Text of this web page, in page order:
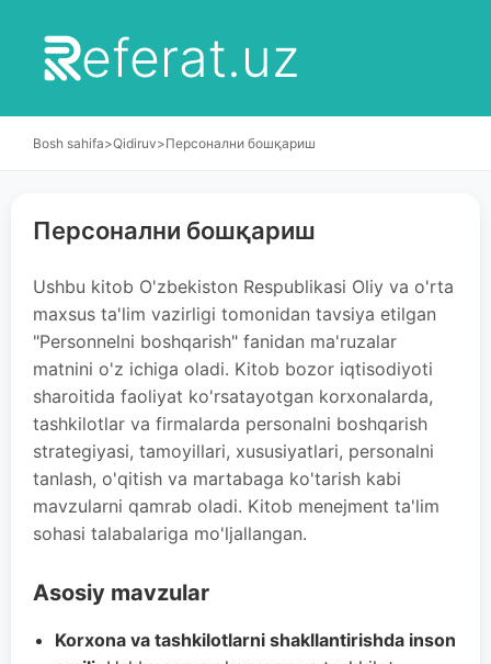
eferat.uz
Bosh sahifa>Qidiruv>Персонални бошқариш
Персонални бошқариш
Ushbu kitob O'zbekiston Respublikasi Oliy va o'rta
maxsus ta'lim vazirligi tomonidan tavsiya etilgan
"Personnelni boshqarish" fanidan ma'ruzalar
matnini o'z ichiga oladi. Kitob bozor iqtisodiyoti
sharoitida faoliyat ko'rsatayotgan korxonalarda,
tashkilotlar va firmalarda personalni boshqarish
strategiyasi, tamoyillari, xususiyatlari, personalni
tanlash, o'qitish va martabaga ko'tarish kabi
mavzularni qamrab oladi. Kitob menejment ta'lim
sohasi talabalariga mo'ljallangan.
Asosiy mavzular
Korxona va tashkilotlarni shakllantirishda inson